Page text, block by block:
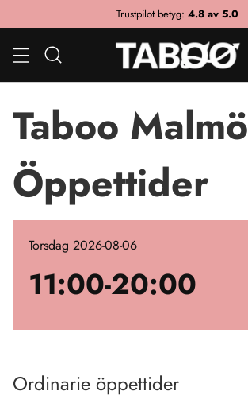
Trustpilot betyg: 4.8 av 5.0
Taboo Malmö
Öppettider
Torsdag 2026-08-06
11:00-20:00
Ordinarie öppettider